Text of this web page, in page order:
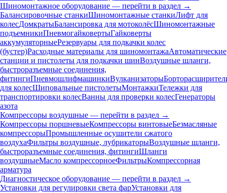
Шиномонтажное оборудование — перейти в раздел →
Балансировочные станкиШиномонтажные станкиЛифт для
колесДомкратыБалансировка для мотоколёсШиномонтажные
подъемникиПневмогайковертыГайковерты
аккумуляторныеРезервуары для подкачки колес
(бустер)Расходные материалы для шиномонтажаАвтоматические
станции и пистолеты для подкачки шинВоздушные шланги,
быстроразъемные соединения,
фитингиПневмошлифмашинкиВулканизаторы
для колесШиповальные пистолетыМонтажкиТележки для
транспортировки колесВанны для проверки колесГенераторы
азота
Компрессоры воздушные — перейти в раздел →
Компрессоры поршневыеКомпрессоры винтовыеБезмасляные
компрессорыПромышленные осушители сжатого
воздухаФильтры воздушные, лубрикаторыВоздушные шланги,
быстроразъемные соединения, фитингиШланги
воздушныеМасло компрессорноеФильтрыКомпрессорная
арматура
Диагностическое оборудование — перейти в раздел →
Установки для регулировки света фарУстановки для